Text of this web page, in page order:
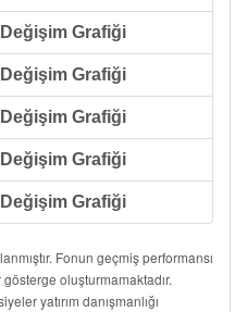
Grafiği
Grafiği
Değişim Grafiği
Değişim Grafiği
Değişim Grafiği
Fonun geçmiş performansı
oluşturmamaktadır.
yatırım danışmanlığı